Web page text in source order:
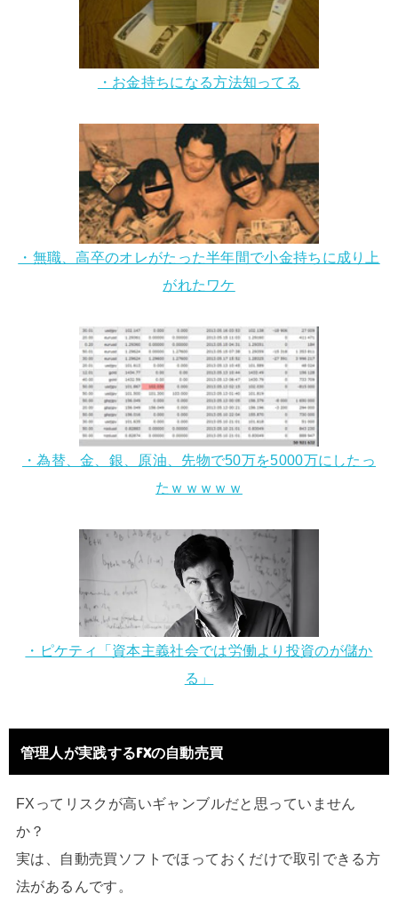
・お金持ちになる方法知ってる
・無職、高卒のオレがたった半年間で小金持ちに成り上
がれたワケ
・為替、金、銀、原油、先物で50万を5000万にしたっ
たｗｗｗｗｗ
・ピケティ「資本主義社会では労働より投資のが儲か
る」
管理人が実践するFXの自動売買
FXってリスクが高いギャンブルだと思っていません
か？
実は、自動売買ソフトでほっておくだけで取引できる方
法があるんです。